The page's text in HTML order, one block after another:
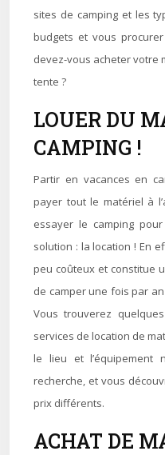
sites de camping et les
budgets et vous procurer
devez-vous acheter votre
tente ?
LOUER DU
CAMPING !
Partir en vacances en
payer tout le matériel à
essayer le camping
solution : la location ! En
peu coûteux et constitue
de camper une fois par
Vous trouverez
services de location de
le lieu et l’équipement
recherche, et vous
prix différents.
ACHAT DE